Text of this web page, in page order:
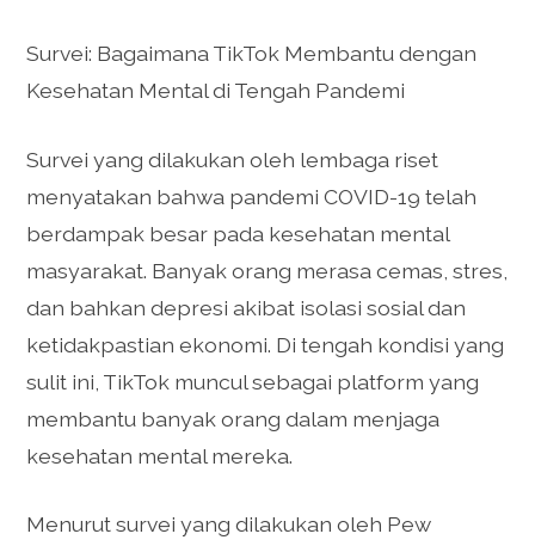
Survei: Bagaimana TikTok Membantu dengan
Kesehatan Mental di Tengah Pandemi
Survei yang dilakukan oleh lembaga riset
menyatakan bahwa pandemi COVID-19 telah
berdampak besar pada kesehatan mental
masyarakat. Banyak orang merasa cemas, stres,
dan bahkan depresi akibat isolasi sosial dan
ketidakpastian ekonomi. Di tengah kondisi yang
sulit ini, TikTok muncul sebagai platform yang
membantu banyak orang dalam menjaga
kesehatan mental mereka.
Menurut survei yang dilakukan oleh Pew